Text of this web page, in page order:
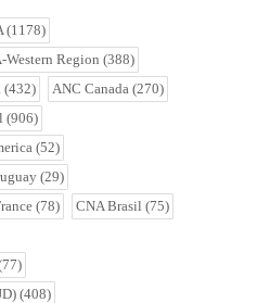
(1178)
Western Region (388)
(432) ANC Canada (270)
(906)
(52)
(29)
(78) CNA Brasil (75)
(408)